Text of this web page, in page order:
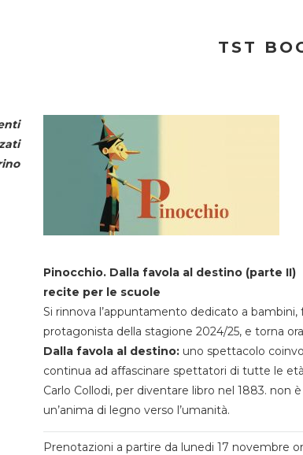
TST
Pinocchio. Dalla favola al destino (parte II)
recite per le scuole
Si rinnova l’appuntamento dedicato a
protagonista della stagione 2024/25, e torna
Dalla favola al destino:uno spettacolo
continua ad affascinare spettatori di tutte le
Carlo Collodi, per diventare libro nel 1883. non
un’anima di legno verso l’umanità.
Prenotazioni a partire da lunedi 17 novembre